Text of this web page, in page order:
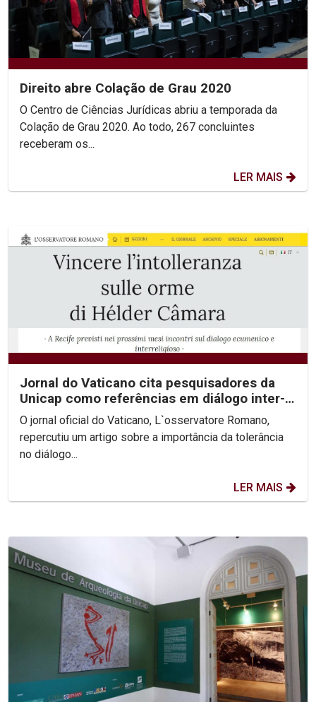
Direito abre Colação de Grau 2020
O Centro de Ciências Jurídicas abriu a temporada da
Colação de Grau 2020. Ao todo, 267 concluintes
receberam os...
LER MAIS
Jornal do Vaticano cita pesquisadores da
Unicap como referências em diálogo inter-
religioso
O jornal oficial do Vaticano, L`osservatore Romano,
repercutiu um artigo sobre a importância da tolerância
no diálogo...
LER MAIS